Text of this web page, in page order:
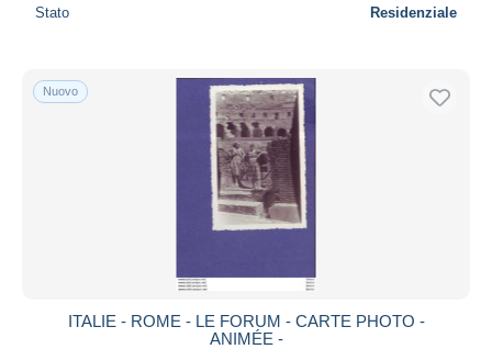
Stato Residenziale
Nuovo
ITALIE - ROME - LE FORUM - CARTE PHOTO -
ANIMÉE -